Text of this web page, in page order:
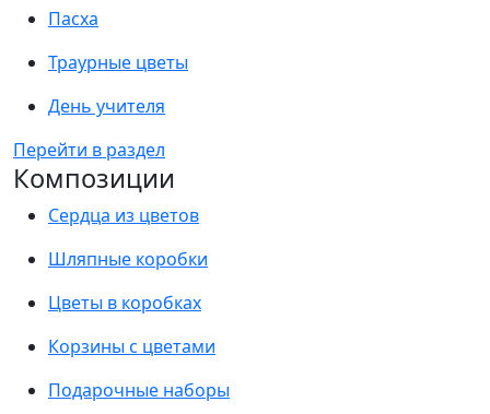
Пасха
Траурные цветы
День учителя
Перейти в раздел
Композиции
Сердца из цветов
Шляпные коробки
Цветы в коробках
Корзины с цветами
Подарочные наборы